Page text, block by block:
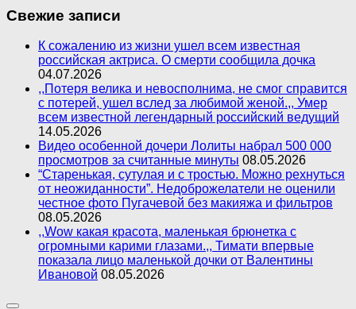
Свежие записи
К сожалению из жизни ушел всем известная
российская актриса. О смерти сообщила дочка
04.07.2026
,,Потеря велика и невосполнима, не смог справится
с потерей, ушел вслед за любимой женой.,, Умер
всем известной легендарный российский ведущий
14.05.2026
Видео особенной дочери Лолиты набрал 500 000
просмотров за считанные минуты 08.05.2026
“Старенькая, сутулая и с тростью. Можно рехнуться
от неожиданности”. Недоброжелатели не оценили
честное фото Пугачевой без макияжа и фильтров
08.05.2026
,,Wow какая красота, маленькая брюнетка с
огромными карими глазами.,, Тимати впервые
показала лицо маленькой дочки от Валентины
Ивановой 08.05.2026